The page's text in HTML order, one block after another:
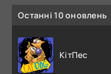
Останні 10 оновлень
КітПес